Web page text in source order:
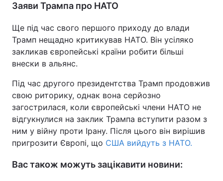
Заяви Трампа про НАТО
Ще під час свого першого приходу до влади
Трамп нещадно критикував НАТО. Він усіляко
закликав європейські країни робити більші
внески в альянс.
Під час другого президентства Трамп продовжив
свою риторику, однак вона серйозно
загострилася, коли європейські члени НАТО не
відгукнулися на заклик Трампа вступити разом з
ним у війну проти Ірану. Після цього він вирішив
пригрозити Європі, що США вийдуть з НАТО.
Вас також можуть зацікавити новини: